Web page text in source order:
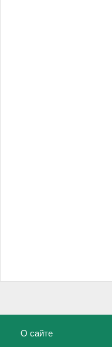
О сайте